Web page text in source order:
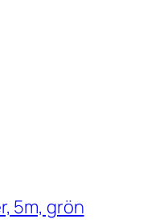
5m, grön